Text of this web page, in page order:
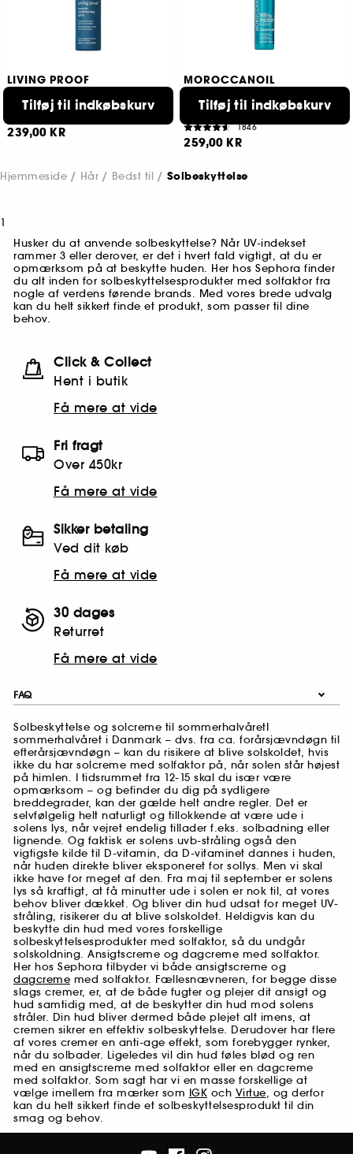
LIVING PROOF
Leave-in conditioner spray
239,00 KR
Tilføj til indkøbskurv
MOROCCANOIL
Color Care Protect &
Prevent Spray
Hair protectant
1846
259,00 KR
Tilføj til indkøbskurv
Hjemmeside Hår Bedst til Solbeskyttelse
1
Husker du at anvende solbeskyttelse? Når UV-indekset
rammer 3 eller derover, er det i hvert fald vigtigt, at du er
opmærksom på at beskytte huden. Her hos Sephora finder
du alt inden for solbeskyttelsesprodukter med solfaktor fra
nogle af verdens førende brands. Med vores brede udvalg
kan du helt sikkert finde et produkt, som passer til dine
behov.
Click & Collect
Hent i butik
Få mere at vide
Fri fragt
Over 450kr
Få mere at vide
Sikker betaling
Ved dit køb
Få mere at vide
30 dages
Returret
Få mere at vide
FAQ
Solbeskyttelse og solcreme til sommerhalvåretI
sommerhalvåret i Danmark – dvs. fra ca. forårsjævndøgn til
efterårsjævndøgn – kan du risikere at blive solskoldet, hvis
ikke du har solcreme med solfaktor på, når solen står højest
på himlen. I tidsrummet fra 12-15 skal du især være
opmærksom – og befinder du dig på sydligere
breddegrader, kan der gælde helt andre regler. Det er
selvfølgelig helt naturligt og tillokkende at være ude i
solens lys, når vejret endelig tillader f.eks. solbadning eller
lignende. Og faktisk er solens uvb-stråling også den
vigtigste kilde til D-vitamin, da D-vitaminet dannes i huden,
når huden direkte bliver eksponeret for sollys. Men vi skal
ikke have for meget af den. Fra maj til september er solens
lys så kraftigt, at få minutter ude i solen er nok til, at vores
behov bliver dækket. Og bliver din hud udsat for meget UV-
stråling, risikerer du at blive solskoldet. Heldigvis kan du
beskytte din hud med vores forskellige
solbeskyttelsesprodukter med solfaktor, så du undgår
solskoldning. Ansigtscreme og dagcreme med solfaktor.
Her hos Sephora tilbyder vi både ansigtscreme og
dagcreme med solfaktor. Fællesnævneren, for begge disse
slags cremer, er, at de både fugter og plejer dit ansigt og
hud samtidig med, at de beskytter din hud mod solens
stråler. Din hud bliver dermed både plejet alt imens, at
cremen sikrer en effektiv solbeskyttelse. Derudover har flere
af vores cremer en anti-age effekt, som forebygger rynker,
når du solbader. Ligeledes vil din hud føles blød og ren
med en ansigtscreme med solfaktor eller en dagcreme
med solfaktor. Som sagt har vi en masse forskellige at
vælge imellem fra mærker som IGK och Virtue, og derfor
kan du helt sikkert finde et solbeskyttelsesprodukt til din
smag og behov.